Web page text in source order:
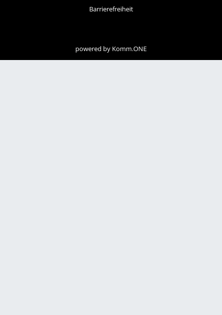
Barrierefreiheit
powered by Komm.ONE